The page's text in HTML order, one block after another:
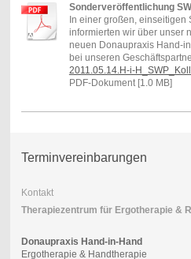
Sonderveröffentlichung
In einer großen, einseitigen
informierten wir über unser
neuen Donaupraxis Hand-
bei unseren
2011.05.14.H-i-
PDF-Dokument [1.0 MB]
Terminvereinbarungen
Kontakt
Therapiezentrum für Ergotherapie &
Donaupraxis Hand-in-Hand
Ergotherapie & Handtherapie